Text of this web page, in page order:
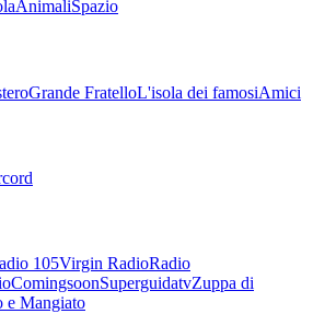
AnimaliSpazio
Grande FratelloL'isola dei famosiAmici
105Virgin RadioRadio
ComingsoonSuperguidatvZuppa di
e Mangiato